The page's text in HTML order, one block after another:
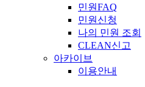
민원FAQ
민원신청
나의 민원 조회
CLEAN신고
아카이브
이용안내